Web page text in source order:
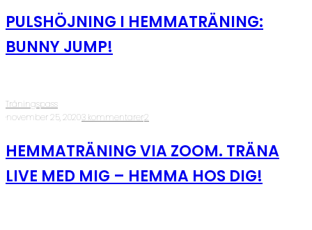
PULSHÖJNING I HEMMATRÄNING:
BUNNY JUMP!
Träningspass
·november 25, 2020·3 kommentarer·2
HEMMATRÄNING VIA ZOOM. TRÄNA
LIVE MED MIG – HEMMA HOS DIG!